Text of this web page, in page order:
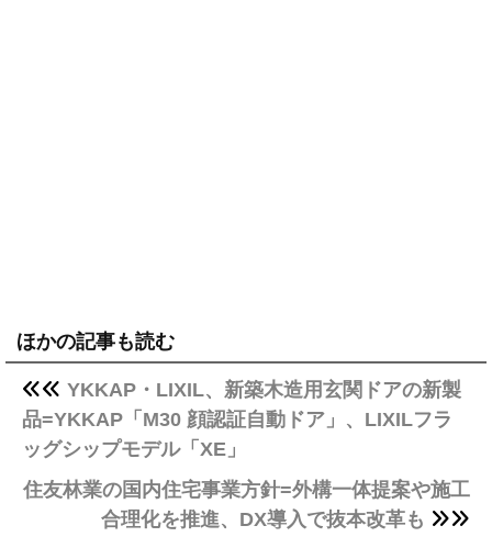
ほかの記事も読む
YKKAP・LIXIL、新築木造用玄関ドアの新製
品=YKKAP「M30 顔認証自動ドア」、LIXILフラ
ッグシップモデル「XE」
住友林業の国内住宅事業方針=外構一体提案や施工
合理化を推進、DX導入で抜本改革も